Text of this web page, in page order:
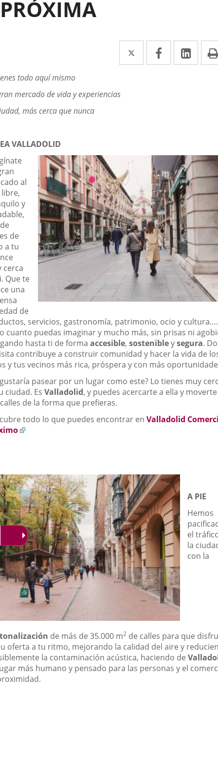
PRÓXIMA
Twitter
Enlace
a
Facebook
Enlace
a
a
todo aquí mismo
mercado de vida y experiencias
más cerca que nunca
VALLADOLID
al
y
de
a tu
cerca
Que te
una
de
servicios, gastronomía, patrimonio, ocio y cultura….
cuanto puedas imaginar y mucho más, sin prisas ni
hasta ti de forma accesible, sostenibleysegura.
contribuye a construir comunidad y hacer la vida de
y tus vecinos más rica, próspera y con más
pasear por un lugar como este? Lo tienes muy
ciudad. Es Valladolid, y puedes acercarte a ella y
de la forma que prefieras.
todo lo que puedes encontrar en Valladolid
externa.
A PIE
Hemos
el
la
con la
de más de 35.000 m2 de calles para que
oferta a tu ritmo, mejorando la calidad del aire y
la contaminación acústica, haciendo de
más humano y pensado para las personas y el